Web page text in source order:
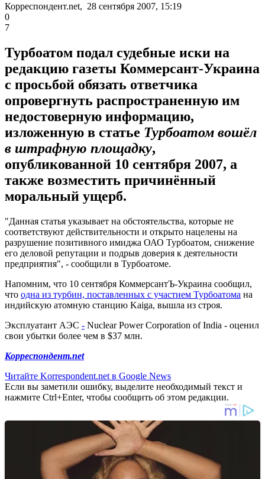
Корреспондент.net, 28 сентября 2007, 15:19
0
7
Турбоатом подал судебные иски на
редакцию газеты Коммерсант-Украина
с просьбой обязать ответчика
опровергнуть распространенную им
недостоверную информацию,
изложенную в статье Турбоатом вошёл
в штрафную площадку,
опубликованной 10 сентября 2007, а
также возместить причинённый
моральный ущерб.
"Данная статья указывает на обстоятельства, которые не
соответствуют действительности и открыто нацелены на
разрушение позитивного имиджа ОАО Турбоатом, снижение
его деловой репутации и подрыв доверия к деятельности
предприятия", - сообщили в Турбоатоме.
Напомним, что 10 сентября КоммерсантЪ-Украина сообщил,
что одна из турбин, поставленных с участием Турбоатома на
индийскую атомную станцию Kaiga, вышла из строя.
Эксплуатант АЭС - Nuclear Power Corporation of India - оценил
свои убытки более чем в $37 млн.
Корреспондент.net
Читайте Korrespondent.net в Google News
Если вы заметили ошибку, выделите необходимый текст и
нажмите Ctrl+Enter, чтобы сообщить об этом редакции.